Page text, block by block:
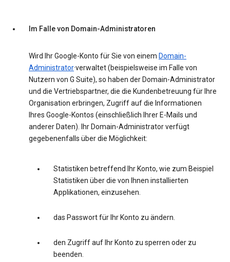
Im Falle von Domain-Administratoren
Wird Ihr Google-Konto für Sie von einem Domain-
Administrator·verwaltet (beispielsweise im Falle von
Nutzern von G Suite), so haben der Domain-Administrator
und die Vertriebspartner, die die Kundenbetreuung für Ihre
Organisation erbringen, Zugriff auf die Informationen
Ihres Google-Kontos (einschließlich Ihrer E-Mails und
anderer Daten). Ihr Domain-Administrator verfügt
gegebenenfalls über die Möglichkeit:
Statistiken betreffend Ihr Konto, wie zum Beispiel
Statistiken über die von Ihnen installierten
Applikationen, einzusehen.
das Passwort für Ihr Konto zu ändern.
den Zugriff auf Ihr Konto zu sperren oder zu
beenden.